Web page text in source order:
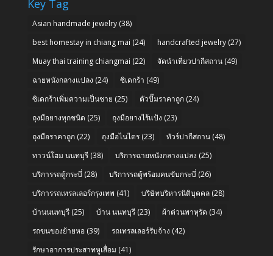
Key Tag
Asian handmade jewelry(38)
best homestay in chiang mai (24) handcrafted jewelry(27)
Muay thai training chiangmai (22) จัดนำเที่ยวปากีสถาน(49)
ฉายหนังกลางแปลง (24) ซิเดกร้า (49)
ซิเดกร้าเพิ่มความเป็นชาย (25) ตัวปั๊มราคาถูก(24)
ถุงมือยางทุกชนิด (25) ถุงมือยางไร้แป้ง (23)
ถุงมือราคาถูก(22) ถุงมือไนไตร(23) ทัวร์ปากีสถาน(48)
ทาวน์โฮม นนทบุรี(38) บริการฉายหนังกลางแปลง (25)
บริการรถตู้กระบี่ (28) บริการรถตู้พร้อมคนขับกระบี่ (26)
บริการรถเทรลเลอร์กรุงเทพ (41) บริษัทบริหารนิติบุคคล(28)
บ้านนนทบุรี(25) บ้าน นนทบุรี(23) ผ้าต่วนพาหุรัด (34)
รถขนของย้ายหอ(39) รถเทรลเลอร์รับจ้าง (42)
รักษาอาการประสาทหูเสื่อม (41)